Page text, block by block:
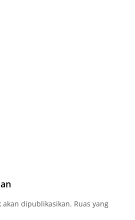
dipublikasikan. Ruas yang